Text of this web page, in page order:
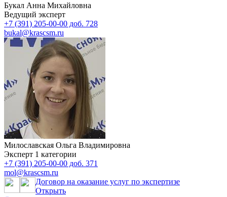
Букал Анна Михайловна
Ведущий эксперт
+7 (391) 205-00-00 доб. 728
bukal@krascsm.ru
Милославская Ольга Владимировна
Эксперт 1 категории
+7 (391) 205-00-00 доб. 371
mol@krascsm.ru
Договор на оказание услуг по экспертизе
Открыть